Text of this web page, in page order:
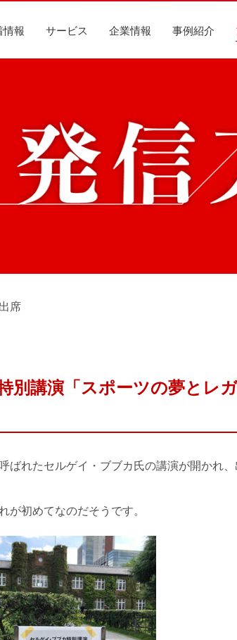
情報 サービス 企業情報 事例紹介
席
別講演「スポーツの夢とレ
ばれたセルゲイ・ブブカ氏の講演が開かれ
初めてなのだそうです。